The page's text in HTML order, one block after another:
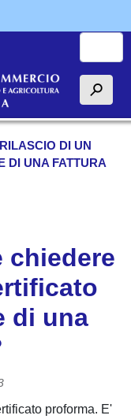
h
DI UN
DI UNA FATTURA
chiedere
di una
proforma. E'